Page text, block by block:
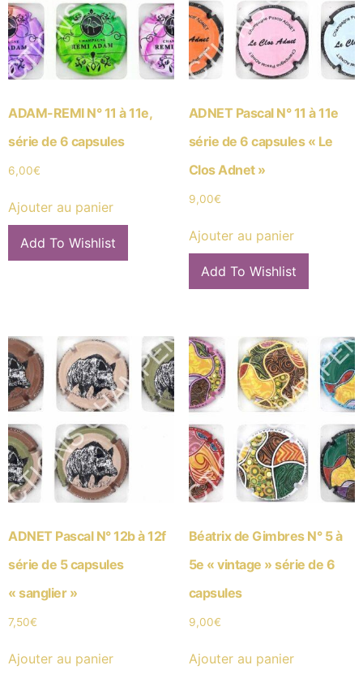
ADAM-REMI N° 11 à 11e,
série de 6 capsules
6,00€
Ajouter au panier
Add To Wishlist
ADNET Pascal N° 11 à 11e
série de 6 capsules « Le
Clos Adnet »
9,00€
Ajouter au panier
Add To Wishlist
ADNET Pascal N° 12b à 12f
série de 5 capsules
« sanglier »
7,50€
Ajouter au panier
Béatrix de Gimbres N° 5 à
5e « vintage » série de 6
capsules
9,00€
Ajouter au panier